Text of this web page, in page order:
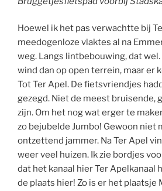
Hoewel ik het pas verwachtte bij
meedogenloze vlaktes al na
weg. Langs lintbebouwing, dat
wind dan op open terrein, maar er
Tot Ter Apel. De fietsvriendjes
gezegd. Niet de meest bruisende,
zijn. Om het nog wat erger te
zo bejubelde Jumbo! Gewoon niet
ontzettend jammer. Na Ter Apel
weer veel huizen. Ik zie bordjes
dat het kanaal hier Ter Apelkanaal
de plaats hier! Zo is er het plaatsje